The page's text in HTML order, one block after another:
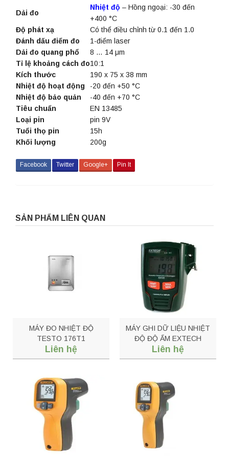
Dải đo
Nhiệt độ – Hồng ngoại: -30 đến
+400 °C
Độ phát xạ
Có thể điều chỉnh từ 0.1 đến 1.0
Đánh dấu điểm đo
1-điểm laser
Dải đo quang phổ
8 … 14 μm
Tỉ lệ khoảng cách đo10:1
Kích thước
190 x 75 x 38 mm
Nhiệt độ hoạt động
-20 đến +50 °C
Nhiệt độ bảo quản
-40 đến +70 °C
Tiêu chuẩn
EN 13485
Loại pin
pin 9V
Tuổi thọ pin
15h
Khối lượng
200g
Facebook Twitter Google+ Pin It
SẢN PHẨM LIÊN QUAN
MÁY ĐO NHIỆT ĐỘ
TESTO 176T1
Liên hệ
MÁY GHI DỮ LIỆU NHIỆT
ĐỘ ĐỘ ẨM EXTECH
RHT20
Liên hệ